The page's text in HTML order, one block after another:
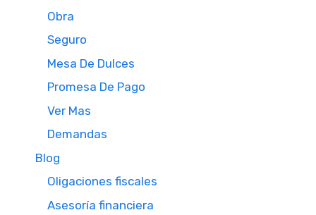
Obra
Seguro
Mesa De Dulces
Promesa De Pago
Ver Mas
Demandas
Blog
Oligaciones fiscales
Asesoría financiera